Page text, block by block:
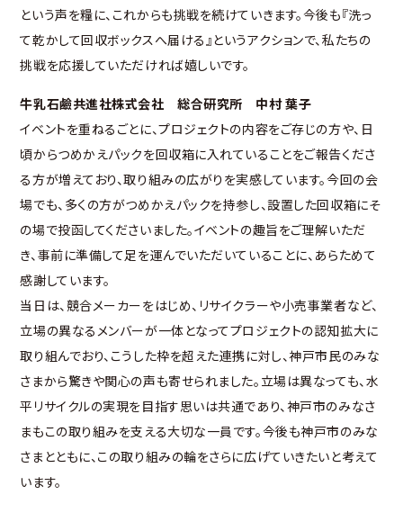
という声を糧に、これからも挑戦を続けていきます。今後も『洗っ
て乾かして回収ボックスへ届ける』というアクションで、私たちの
挑戦を応援していただければ嬉しいです。
牛乳石鹼共進社株式会社 総合研究所 中村 葉子
イベントを重ねるごとに、プロジェクトの内容をご存じの方や、日
頃からつめかえパックを回収箱に入れていることをご報告くださ
る方が増えており、取り組みの広がりを実感しています。今回の会
場でも、多くの方がつめかえパックを持参し、設置した回収箱にそ
の場で投函してくださいました。イベントの趣旨をご理解いただ
き、事前に準備して足を運んでいただいていることに、あらためて
感謝しています。
当日は、競合メーカーをはじめ、リサイクラーや小売事業者など、
立場の異なるメンバーが一体となってプロジェクトの認知拡大に
取り組んでおり、こうした枠を超えた連携に対し、神戸市民のみな
さまから驚きや関心の声も寄せられました。立場は異なっても、水
平リサイクルの実現を目指す思いは共通であり、神戸市のみなさ
まもこの取り組みを支える大切な一員です。今後も神戸市のみな
さまとともに、この取り組みの輪をさらに広げていきたいと考えて
います。